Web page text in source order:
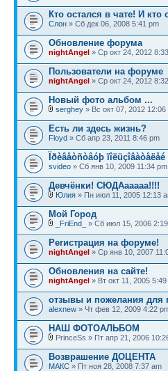
Кто остался в чате! И
Слон » Сб дек 06, 2008 5:41 pm
Обновление форума
nightAngel » Ср окт 24, 2012
Пользователи на форуме
nightAngel » Ср окт 24, 2012
Новый фото альбом ...
serghey » Вс окт 07, 2012 12:06
Есть ли здесь жизнь?
Floyd » Сб апр 23, 2011 8:46 pm
Ïðèâåòñòâóþ
svideo » Сб янв 10, 2009 11:34 pm
Девчёнки! СЮДАааааа!!!!
Юлия » Пн июл 11, 2005 12:13
Мой Город
_FriEnd_ » Сб июл 15, 2006
Регистрация на форуме!
nightAngel » Ср янв 10, 2007
Обновления на сайте!
nightAngel » Вт окт 11, 2005
отзывы и пожелания для
alexnew » Чт фев 12, 2009 4:22
НАШ ФОТОАЛЬБОМ
PrinceSs » Пт апр 21, 2006
Возврашение ДОЦЕНТА
МАКС » Пт ноя 28, 2008 7:37 am